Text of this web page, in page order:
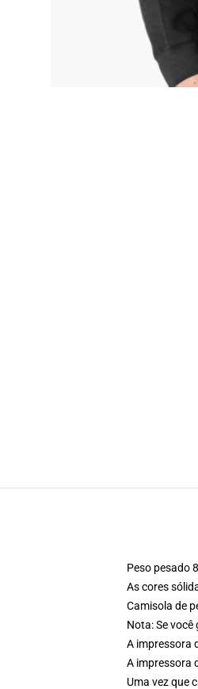
Peso pesado
As cores
Camisola de
Nota: Se
A impressora
A impressora
Uma vez que